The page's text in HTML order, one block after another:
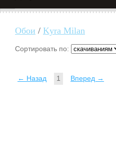
Обои / Kyra Milan
Сортировать по:
← Назад 1 Вперед →